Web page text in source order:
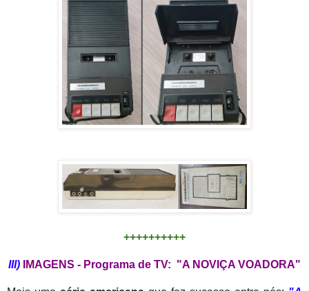
++++++++++
III) IMAGENS - Programa de TV: "A NOVIÇA VOADORA"